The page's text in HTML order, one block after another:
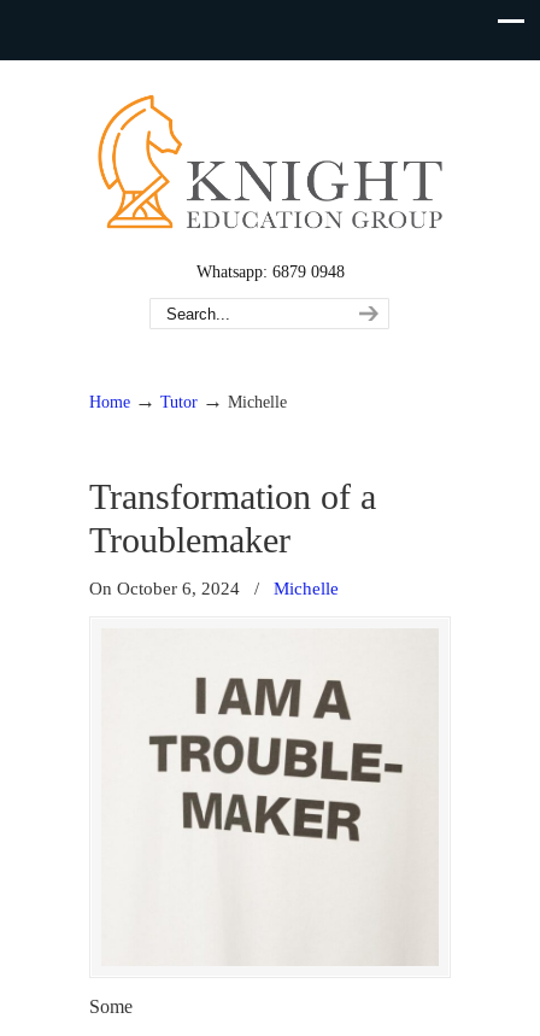
Whatsapp: 6879 0948
Home → Tutor → Michelle
Transformation of a
Troublemaker
On October 6, 2024 / Michelle
Some